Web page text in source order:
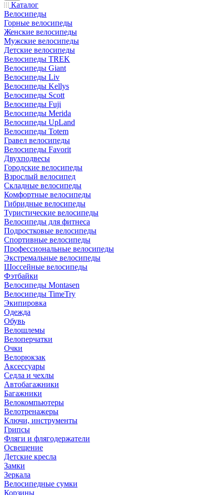
Каталог
Велосипеды
Горные велосипеды
Женские велосипеды
Мужские велосипеды
Детские велосипеды
Велосипеды TREK
Велосипеды Giant
Велосипеды Liv
Велосипеды Kellys
Велосипеды Scott
Велосипеды Fuji
Велосипеды Merida
Велосипеды UpLand
Велосипеды Totem
Гравел велосипеды
Велосипеды Favorit
Двухподвесы
Городские велосипеды
Взрослый велосипед
Складные велосипеды
Комфортные велосипеды
Гибридные велосипеды
Туристические велосипеды
Велосипеды для фитнеса
Подростковые велосипеды
Спортивные велосипеды
Профессиональные велосипеды
Экстремальные велосипеды
Шоссейные велосипеды
Фэтбайки
Велосипеды Montasen
Велосипеды TimeTry
Экипировка
Одежда
Обувь
Велошлемы
Велоперчатки
Очки
Велорюкзак
Аксессуары
Седла и чехлы
Автобагажники
Багажники
Велокомпьютеры
Велотренажеры
Ключи, инструменты
Грипсы
Фляги и флягодержатели
Освещение
Детские кресла
Замки
Зеркала
Велосипедные сумки
Корзины